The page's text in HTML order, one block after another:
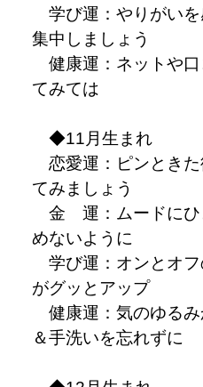
学び運：やりがい
集中しましょう
健康運：ネットや
てみては
◆11月生まれ
恋愛運：ピンとき
てみましょう
金 運：ムードにひ
めないように
学び運：オンとオ
がグッとアップ
健康運：気のゆる
＆手洗いを忘れずに